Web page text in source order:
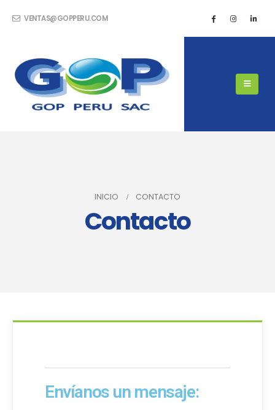
VENTAS@GOPPERU.COM
INICIO CONTACTO
Contacto
Envíanos un mensaje: